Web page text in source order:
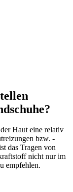
Haut eine relativ
bzw. -
das Tragen von
nicht nur im
empfehlen.